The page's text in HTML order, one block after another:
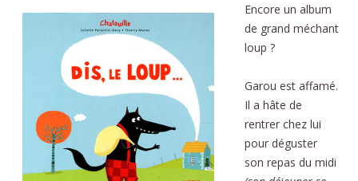
Encore un album
de grand méchant
loup ?
Garou est affamé.
Il a hâte de
rentrer chez lui
pour déguster
son repas du midi